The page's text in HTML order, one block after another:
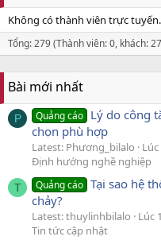
Không có thành viên trực tuyến.
Tổng: 279 (Thành viên: 0, khách:
Bài mới nhất
P Quảng cáo Lý do công
chọn phù hợp
Latest: Phương_bilalo
Lúc
Định hướng nghề nghiệp
T Quảng cáo Tại sao hệ
chảy?
Latest: thuylinhbilalo
Lúc
Tin tức cập nhật